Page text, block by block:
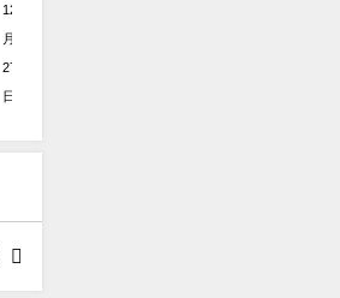
延
長
の
知
12
月
27
日